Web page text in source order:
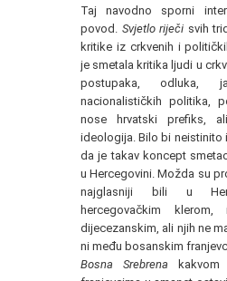
Taj navodno sporni
povod. Svjetlo riječi svih
kritike iz crkvenih i
je smetala kritika ljudi u
postupaka, odluka,
nacionalističkih politika,
nose hrvatski prefiks,
ideologija. Bilo bi neistinito
da je takav koncept
u Hercegovini. Možda su
najglasniji bili u
hercegovačkim
dijecezanskim, ali njih ne
ni među bosanskim
Bosna Srebrena kakvom